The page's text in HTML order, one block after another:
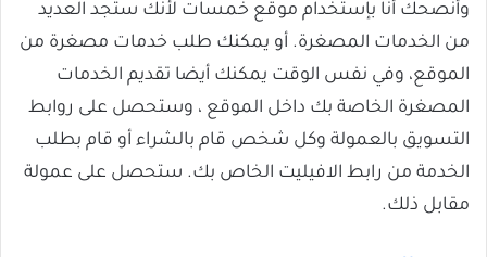
وأنصحك أنا بإستخدام موقع خمسات لأنك ستجد العديد
من الخدمات المصغرة. أو يمكنك طلب خدمات مصغرة من
الموقع، وفي نفس الوقت يمكنك أيضا تقديم الخدمات
المصغرة الخاصة بك داخل الموقع ، وستحصل على روابط
التسويق بالعمولة وكل شخص قام بالشراء أو قام بطلب
الخدمة من رابط الافيليت الخاص بك. ستحصل على عمولة
مقابل ذلك.